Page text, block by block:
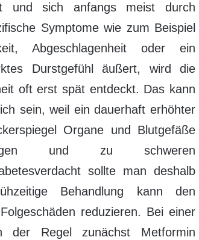
und sich anfangs meist durch
Symptome wie zum Beispiel
Abgeschlagenheit oder ein
Durstgefühl äußert, wird die
oft erst spät entdeckt. Das kann
sein, weil ein dauerhaft erhöhter
Organe und Blutgefäße
und zu schweren
sollte man deshalb
Behandlung kann den
reduzieren. Bei einer
der Regel zunächst Metformin